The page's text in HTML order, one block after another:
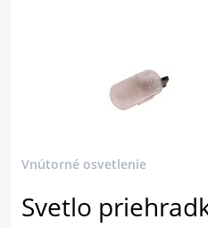
Vnútorné osvetlenie
Svetlo